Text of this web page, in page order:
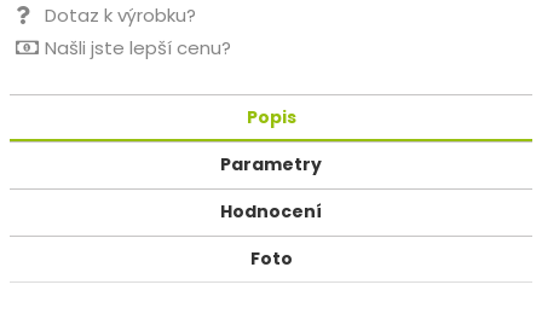
Dotaz k výrobku?
Našli jste lepší cenu?
Popis
Parametry
Hodnocení
Foto